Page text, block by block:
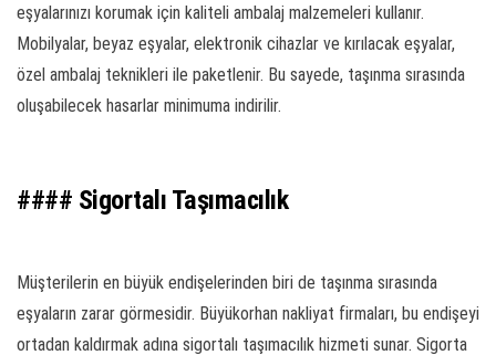
eşyalarınızı korumak için kaliteli ambalaj malzemeleri kullanır.
Mobilyalar, beyaz eşyalar, elektronik cihazlar ve kırılacak eşyalar,
özel ambalaj teknikleri ile paketlenir. Bu sayede, taşınma sırasında
oluşabilecek hasarlar minimuma indirilir.
#### Sigortalı Taşımacılık
Müşterilerin en büyük endişelerinden biri de taşınma sırasında
eşyaların zarar görmesidir. Büyükorhan nakliyat firmaları, bu endişeyi
ortadan kaldırmak adına sigortalı taşımacılık hizmeti sunar. Sigorta